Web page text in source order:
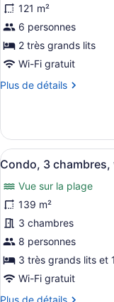
photos
pour
ce
type
chambre :
chambres,
vue
sur
la
plage
121 m²
6 personnes
2 très grands lits
Wi-Fi gratuit
Plus de détails
Plus
Condo,
chambres,
sur
la
plage
Afficher
toutes
les
photos
pour
ce
type
de
chambre :
20
Condo, 3 chambres,
Vue sur la plage
139 m²
3 chambres
8 personnes
3 très grands lits et
Wi-Fi gratuit
Plus